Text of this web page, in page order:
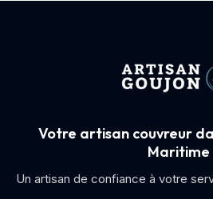
Votre artisan couvreur
Maritime
Un artisan de confiance à votre